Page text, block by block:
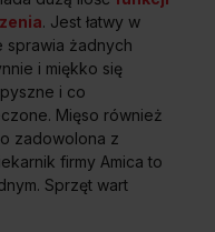
. Jest łatwy w
sprawia żadnych
i miękko się
i co
Mięso również
zadowolona z
firmy Amica to
Sprzęt wart